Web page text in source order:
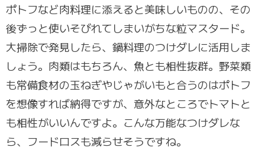
ポトフなど肉料理に添えると美味しいものの、その
後ずっと使いそびれてしまいがちな粒マスタード。
大掃除で発見したら、鍋料理のつけダレに活用しま
しょう。肉類はもちろん、魚とも相性抜群。野菜類
も常備食材の玉ねぎやじゃがいもと合うのはポトフ
を想像すれば納得ですが、意外なところでトマトと
も相性がいいんですよ。こんな万能なつけダレな
ら、フードロスも減らせそうですね。